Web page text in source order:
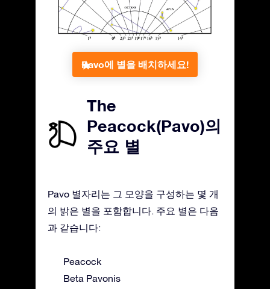
Pavo에 별을 배치하세요!
The
Peacock(Pavo)의
주요 별
Pavo 별자리는 그 모양을 구성하는 몇 개
의 밝은 별을 포함합니다. 주요 별은 다음
과 같습니다:
Peacock
Beta Pavonis